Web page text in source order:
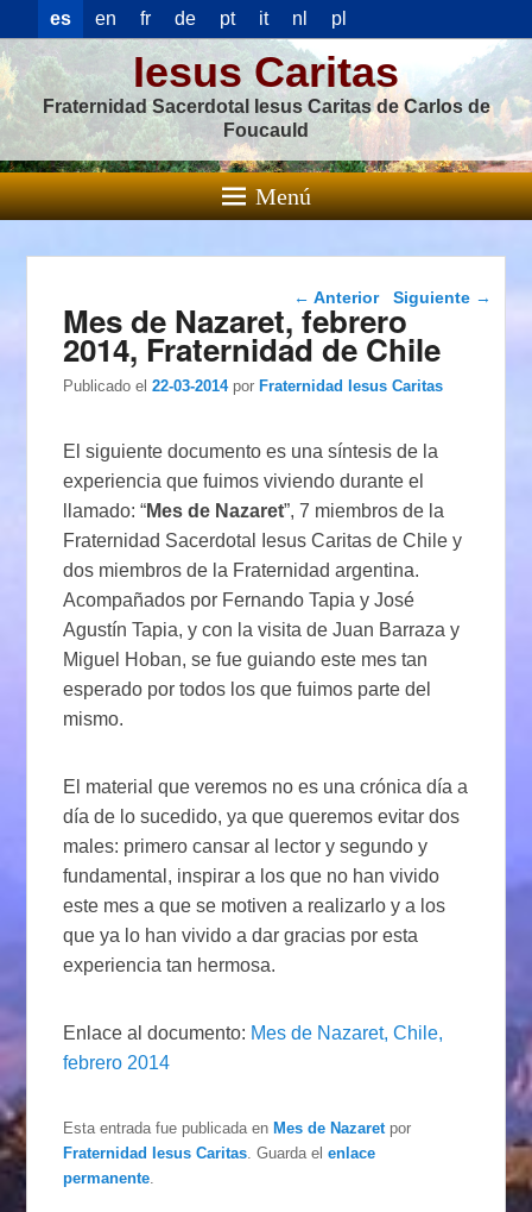
es en fr de pt it nl pl
Iesus Caritas
Fraternidad Sacerdotal Iesus Caritas de Carlos de
Foucauld
Menú
Navegación de
entradas
← Anterior Siguiente →
Mes de Nazaret, febrero
2014, Fraternidad de Chile
Publicado el 22-03-2014 porFraternidad Iesus Caritas
El siguiente documento es una síntesis de la
experiencia que fuimos viviendo durante el
llamado: “Mes de Nazaret”, 7 miembros de la
Fraternidad Sacerdotal Iesus Caritas de Chile y
dos miembros de la Fraternidad argentina.
Acompañados por Fernando Tapia y José
Agustín Tapia, y con la visita de Juan Barraza y
Miguel Hoban, se fue guiando este mes tan
esperado por todos los que fuimos parte del
mismo.
El material que veremos no es una crónica día a
día de lo sucedido, ya que queremos evitar dos
males: primero cansar al lector y segundo y
fundamental, inspirar a los que no han vivido
este mes a que se motiven a realizarlo y a los
que ya lo han vivido a dar gracias por esta
experiencia tan hermosa.
Enlace al documento: Mes de Nazaret, Chile,
febrero 2014
Esta entrada fue publicada enMes de Nazaret por
Fraternidad Iesus Caritas . Guarda elenlace
permanente